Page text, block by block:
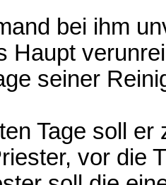
bei ihm
Haupt
seiner
Tage soll
vor die